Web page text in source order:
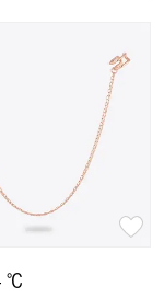
Canal４℃
その他
℃